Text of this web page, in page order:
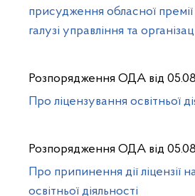
присудження обласної премії
галузі управління та
Розпорядження ОДА від
Про ліцензування освітньої
Розпорядження ОДА від
Про припинення дії ліцензії
освітньої діяльності